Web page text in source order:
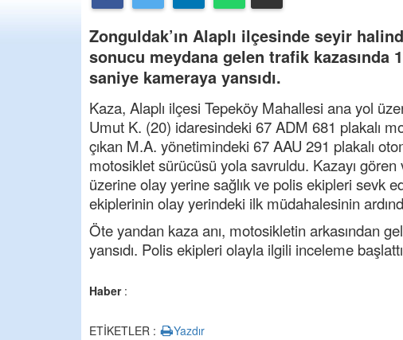
Zonguldak’ın Alaplı ilçesinde seyir
sonucu meydana gelen trafik kazasında
saniye kameraya yansıdı.
Kaza, Alaplı ilçesi Tepeköy Mahallesi ana yol
Umut K. (20) idaresindeki 67 ADM 681 plakalı
çıkan M.A. yönetimindeki 67 AAU 291 plakalı
motosiklet sürücüsü yola savruldu. Kazayı
üzerine olay yerine sağlık ve polis ekipleri sevk
ekiplerinin olay yerindeki ilk müdahalesinin
Öte yandan kaza anı, motosikletin arkasından
yansıdı. Polis ekipleri olayla ilgili inceleme
Haber:
ETİKETLER : Yazdır